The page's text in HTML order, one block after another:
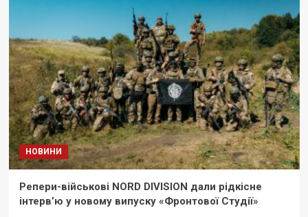
НОВИНИ
Репери-військові NORD DIVISION дали рідкісне
інтерв’ю у новому випуску «Фронтової Студії»